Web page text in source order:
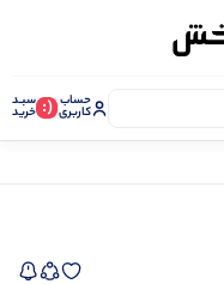
حساب
کاربری (: سبـد
خرید